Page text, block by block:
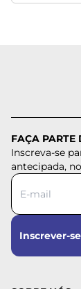
FAÇA
Inscreva-se
antecipada,
Inscrever-se